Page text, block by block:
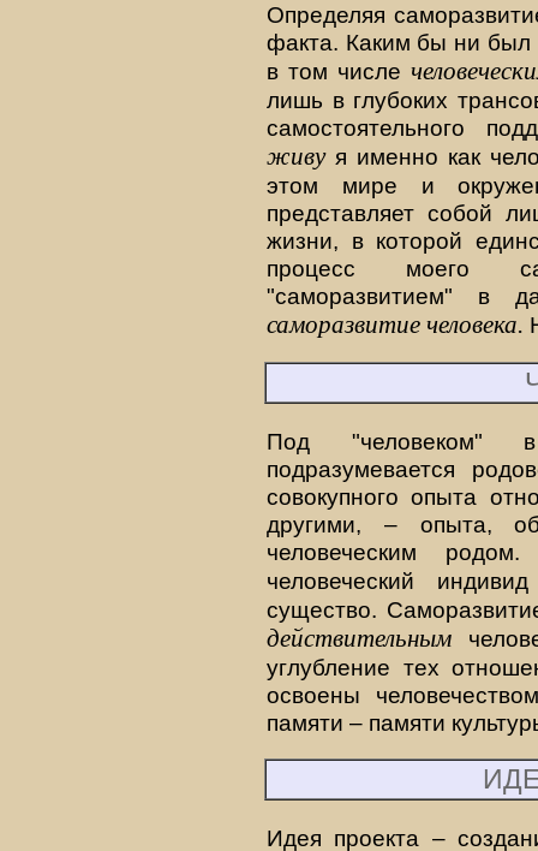
Определяя
факта. Каким бы ни был
в том числе
лишь в глубоких
самостоятельного
живуя именно как
этом мире и
представляет собой
жизни, в которой
процесс моего
"саморазвитием" в
саморазвитие человека.
Под "человеком"
подразумевается
совокупного опыта
другими, – опыта,
человеческим
человеческий
существо.
действительным
углубление тех
освоены
памяти – памяти
Идея проекта –